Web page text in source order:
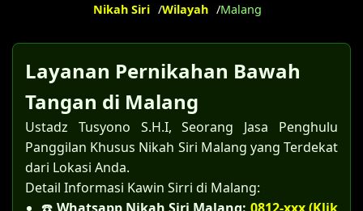
Nikah Siri Wilayah Malang
Layanan Pernikahan Bawah
Tangan di Malang
Ustadz Tusyono S.H.I, Seorang Jasa Penghulu
Panggilan Khusus Nikah Siri Malang yang Terdekat
dari Lokasi Anda.
Detail Informasi Kawin Sirri di Malang: